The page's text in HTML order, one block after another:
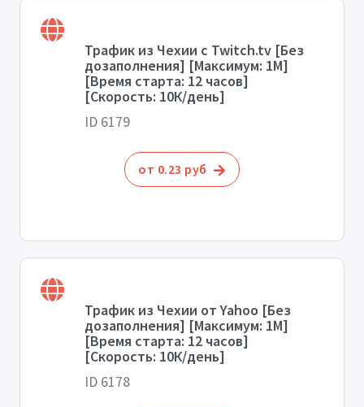
Трафик из Чехии с Twitch.tv [Без
дозаполнения] [Максимум: 1М]
[Время старта: 12 часов]
[Скорость: 10К/день]
ID 6179
от 0.23 руб
Трафик из Чехии от Yahoo [Без
дозаполнения] [Максимум: 1М]
[Время старта: 12 часов]
[Скорость: 10К/день]
ID 6178